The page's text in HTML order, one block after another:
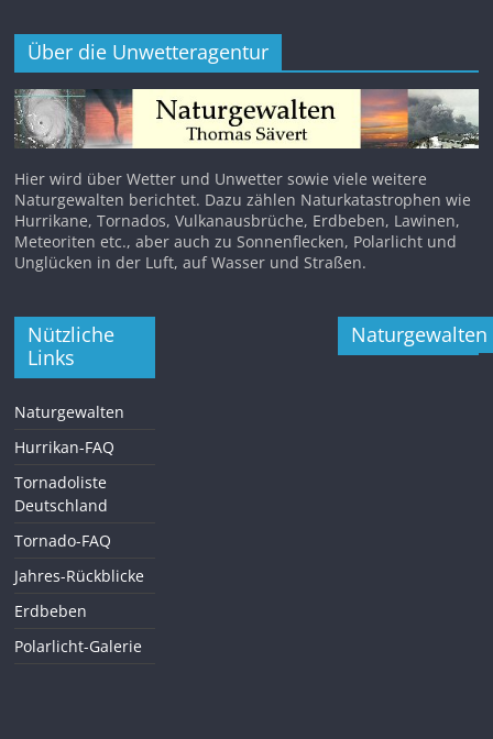
Über die Unwetteragentur
Hier wird über Wetter und Unwetter sowie viele weitere
Naturgewalten berichtet. Dazu zählen Naturkatastrophen wie
Hurrikane, Tornados, Vulkanausbrüche, Erdbeben, Lawinen,
Meteoriten etc., aber auch zu Sonnenflecken, Polarlicht und
Unglücken in der Luft, auf Wasser und Straßen.
Nützliche
Links
Naturgewalten
Hurrikan-FAQ
Tornadoliste
Deutschland
Tornado-FAQ
Jahres-Rückblicke
Erdbeben
Polarlicht-Galerie
Naturgewalten